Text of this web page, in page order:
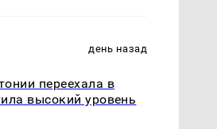
день назад
переехала в
высокий уровень